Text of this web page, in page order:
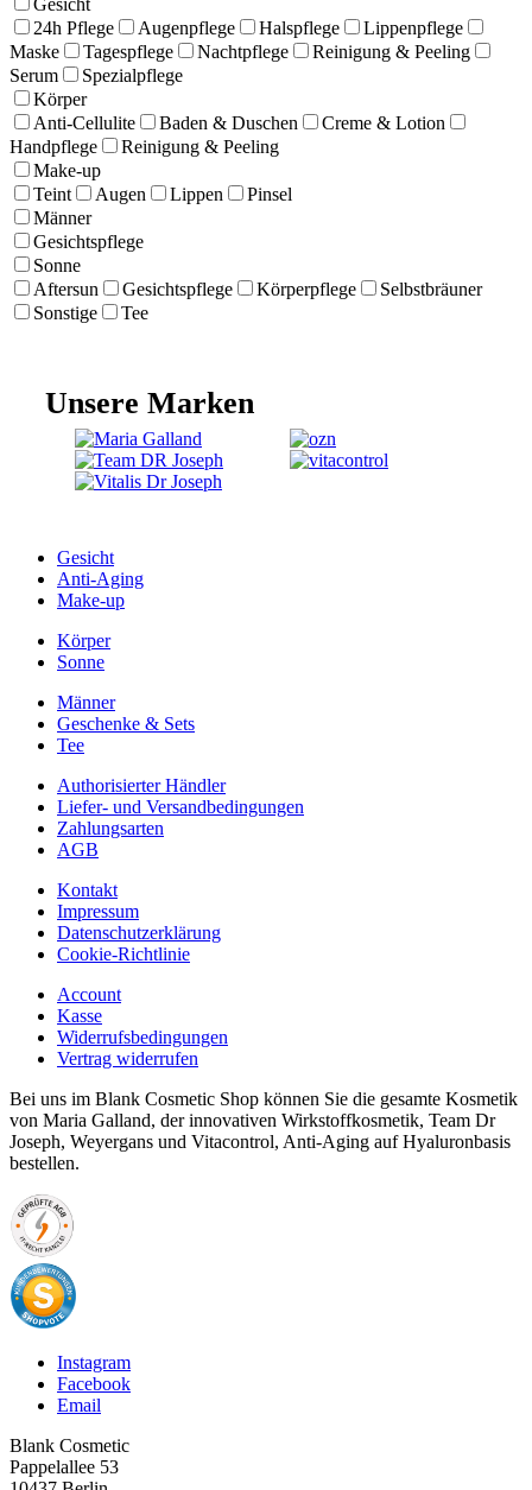
Gesicht
24h Pflege
Augenpflege Halspflege
Lippenpflege
Maske
Tagespflege Nachtpflege
Reinigung & Peeling
Serum
Spezialpflege
Körper
Anti-Cellulite
Baden & Duschen
Creme & Lotion
Handpflege
Reinigung & Peeling
Make-up
Teint
Augen Lippen
Pinsel
Männer
Gesichtspflege
Sonne
Aftersun
Gesichtspflege Körperpflege
Selbstbräuner
Sonstige
Tee
Unsere Marken
Gesicht
Anti-Aging
Make-up
Körper
Sonne
Männer
Geschenke & Sets
Tee
Authorisierter Händler
Liefer- und Versandbedingungen
Zahlungsarten
AGB
Kontakt
Impressum
Datenschutzerklärung
Cookie-Richtlinie
Account
Kasse
Widerrufsbedingungen
Vertrag widerrufen
Bei uns im Blank Cosmetic Shop können Sie die gesamte Kosmetik
von Maria Galland, der innovativen Wirkstoffkosmetik, Team Dr
Joseph, Weyergans und Vitacontrol, Anti-Aging auf Hyaluronbasis
bestellen.
Instagram
Facebook
Email
Blank Cosmetic
Pappelallee 53